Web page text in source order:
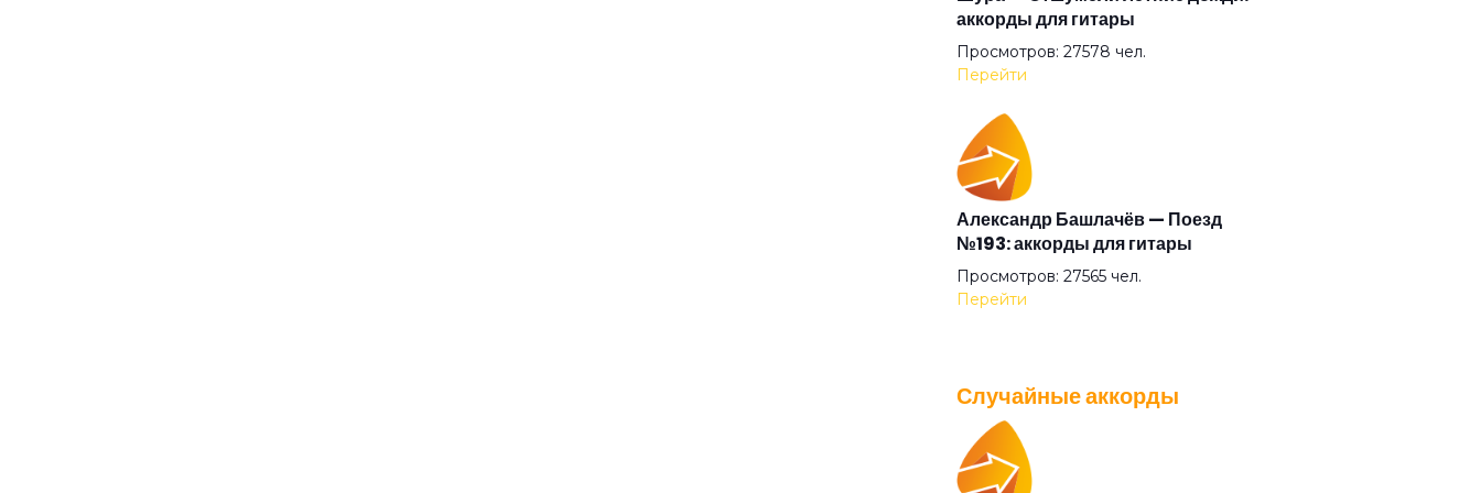
Бежали прочь
Безумные выси
Белая
Белый друг
Белый танец
аккорды для гитары
Просмотров: 27578 чел.
Перейти
Александр Башлачёв — Поезд
№193: аккорды для гитары
Просмотров: 27565 чел.
Перейти
IOWA — Плохо танцевать: аккорды
для гитары
Случайные аккорды